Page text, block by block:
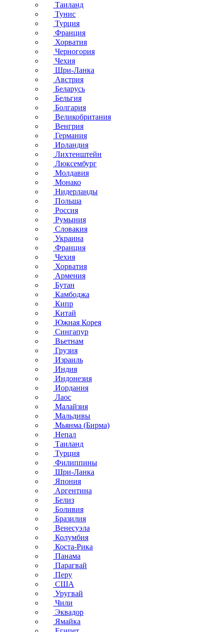
Таиланд
Тунис
Турция
Франция
Хорватия
Черногория
Чехия
Шри-Ланка
Австрия
Беларусь
Бельгия
Болгария
Великобритания
Венгрия
Германия
Ирландия
Лихтенштейн
Люксембург
Молдавия
Монако
Нидерланды
Польша
Россия
Румыния
Словакия
Украина
Франция
Чехия
Хорватия
Армения
Бутан
Камбоджа
Кипр
Китай
Южная Корея
Сингапур
Вьетнам
Грузия
Израиль
Индия
Индонезия
Иордания
Лаос
Малайзия
Мальдивы
Мьянма (Бирма)
Непал
Таиланд
Турция
Филиппины
Шри-Ланка
Япония
Аргентина
Белиз
Боливия
Бразилия
Венесуэла
Колумбия
Коста-Рика
Панама
Парагвай
Перу
США
Уругвай
Чили
Эквадор
Ямайка